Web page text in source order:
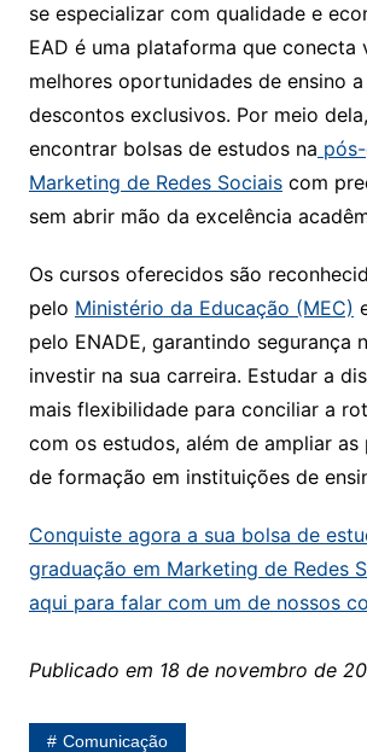
se especializar com qualidade e
EAD é uma plataforma que conecta
melhores oportunidades de ensino
descontos exclusivos. Por meio
encontrar bolsas de estudos na
Marketing de Redes Sociaiscom
sem abrir mão da excelência
Os cursos oferecidos são
pelo Ministério da Educação (MEC)
pelo ENADE, garantindo segurança
investir na sua carreira. Estudar a
mais flexibilidade para conciliar a
com os estudos, além de ampliar as
de formação em instituições de
Conquiste agora a sua bolsa de
graduação em Marketing de Redes
aqui para falar com um de nossos
Publicado em 18 de novembro de
Comunicação